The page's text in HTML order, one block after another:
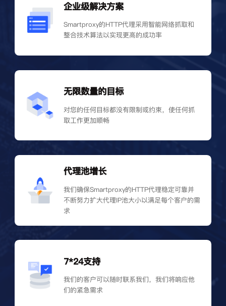
企业级解决方案
Smartproxy的HTTP代理采用智能网络抓取和
整合技术算法以实现更高的成功率
无限数量的目标
对您的任何目标都没有限制或约束，使任何抓
取工作更加顺畅
代理池增长
我们确保Smartproxy的HTTP代理稳定可靠并
不断努力扩大代理IP池大小以满足每个客户的需
求
7*24支持
我们的客户可以随时联系我们，我们将响应他
们的紧急需求